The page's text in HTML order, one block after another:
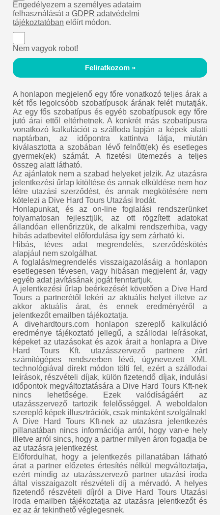
Engedélyezem a személyes adataim
felhasználását aGDPR adatvédelmi
tájékoztatóban előírt módon.
Nem vagyok robot!
Feliratkozom »
A honlapon megjelenő egy főre vonatkozó teljes árak a
két fős legolcsóbb szobatípusok árának felét mutatják.
Az egy fős szobatípus és egyéb szobatípusok egy főre
jutó árai ettől eltérhetnek. A konkrét más szobatípusra
vonatkozó kalkulációt a szálloda lapján a képek alatti
naptárban, az időpontra kattintva látja, miután
kiválasztotta a szobában lévő felnőtt(ek) és esetleges
gyermek(ek) számát. A fizetési ütemezés a teljes
összeg alatt látható.
Az ajánlatok nem a szabad helyeket jelzik. Az utazásra
jelentkezési űrlap kitöltése és annak elküldése nem hoz
létre utazási szerződést, és annak megkötésére nem
kötelezi a Dive Hard Tours Utazási Irodát.
Honlapunkat, és az on-line foglalási rendszerünket
folyamatosan fejlesztjük, az ott rögzített adatokat
állandóan ellenőrizzük, de alkalmi rendszerhiba, vagy
hibás adatbevitel előfordulása így sem zárható ki.
Hibás, téves adat megrendelés, szerződéskötés
alapjául nem szolgálhat.
A foglalás/megrendelés visszaigazolásáig a honlapon
esetlegesen tévesen, vagy hibásan megjelent ár, vagy
egyéb adat javításának jogát fenntartjuk.
A jelentkezési űrlap beérkezését követően a Dive Hard
Tours a partnerétől lekéri az aktuális helyet illetve az
akkor aktuális árat, és ennek eredményéről a
jelentkezőt emailben tájékoztatja.
A divehardtours.com honlapon szereplő kalkuláció
eredménye tájékoztató jellegű, a szállodai leírásokat,
képeket az utazásokat és azok árait a honlapra a Dive
Hard Tours Kft. utazásszervező partnere zárt
számítógépes rendszerben lévő, úgynevezett XML
technológiával direkt módon tölti fel, ezért a szállodai
leírások, részvételi díjak, külön fizetendő díjak, indulási
időpontok megváltoztatására a Dive Hard Tours Kft-nek
nincs lehetősége. Ezek valódíságáért az
utazásszervező tartozik felelősséggel. A weboldalon
szereplő képek illusztrációk, csak mintaként szolgálnak!
A Dive Hard Tours Kft-nek az utazásra jelentkezés
pillanatában nincs információja arról, hogy van-e hely
illetve arról sincs, hogy a partner milyen áron fogadja be
az utazásra jelentkezést.
Előfordulhat, hogy a jelentkezés pillanatában látható
árat a partner előzetes értesítés nélkül megváltoztatja,
ezért mindig az utazásszervező partner utazási iroda
által visszaigazolt részvételi díj a mérvadó. A helyes
fizetendő részvételi díjról a Dive Hard Tours Utazási
Iroda emailben tájékoztatja az utazásra jelentkezőt és
ez az ár tekinthető véglegesnek.